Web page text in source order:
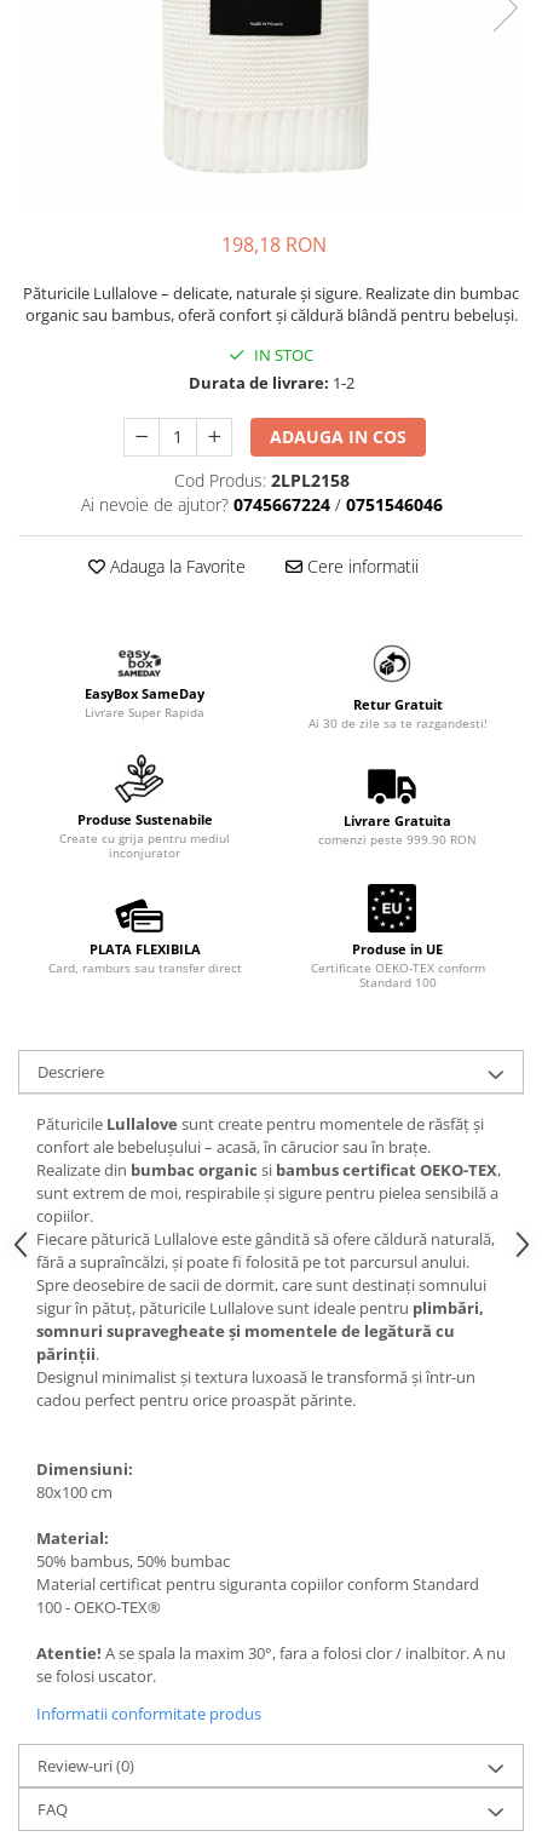
Try It Bibs Denmark
198,18 RON
Păturicile Lullalove – delicate, naturale și sigure. Realizate din bumbac
organic sau bambus, oferă confort și căldură blândă pentru bebeluși.
IN STOC
Durata de livrare: 1-2
ADAUGA IN COS
Cod Produs: 2LPL2158
Ai nevoie de ajutor? 0745667224 / 0751546046
Adauga la Favorite Cere informatii
EasyBox SameDay
Livrare Super Rapida Retur Gratuit
Ai 30 de zile sa te razgandesti!
Produse Sustenabile
Create cu grija pentru mediul
inconjurator
Livrare Gratuita
comenzi peste 999.90 RON
PLATA FLEXIBILA
Card, ramburs sau transfer direct
Produse in UE
Certificate OEKO-TEX conform
Standard 100
Descriere
Păturicile Lullalove sunt create pentru momentele de răsfăț și
confort ale bebelușului – acasă, în cărucior sau în brațe.
Realizate din bumbac organic si bambus certificat OEKO-TEX,
sunt extrem de moi, respirabile și sigure pentru pielea sensibilă a
copiilor.
Fiecare păturică Lullalove este gândită să ofere căldură naturală,
fără a supraîncălzi, și poate fi folosită pe tot parcursul anului.
Spre deosebire de sacii de dormit, care sunt destinați somnului
sigur în pătuț, păturicile Lullalove sunt ideale pentru plimbări,
somnuri supravegheate și momentele de legătură cu
părinții.
Designul minimalist și textura luxoasă le transformă și într-un
cadou perfect pentru orice proaspăt părinte.
Dimensiuni:
80x100 cm
Material:
50% bambus, 50% bumbac
Material certificat pentru siguranta copiilor conform Standard
100 - OEKO-TEX®
Atentie! A se spala la maxim 30°, fara a folosi clor / inalbitor. A nu
se folosi uscator.
Informatii conformitate produs
Review-uri(0)
FAQ